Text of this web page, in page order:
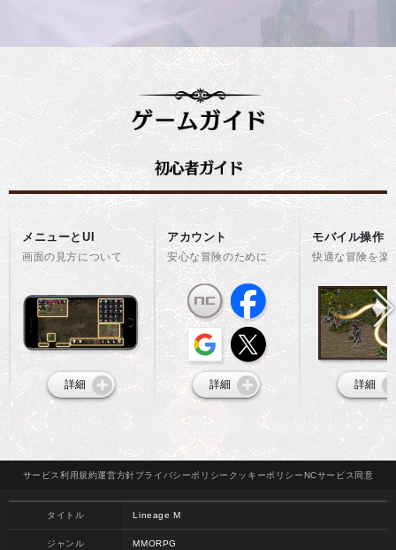
メニューとUI
画面の見方について
詳細
アカウント
安心な冒険のために
詳細
モバイル操作
快適な冒険を楽
詳細
サービス 利用規約運営方針プライバシーポリシー クッキーポリシーNCサービス 同意
タイトル Lineage M
ジャンル MMORPG